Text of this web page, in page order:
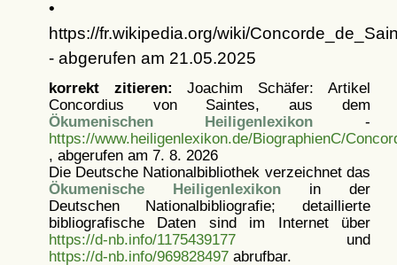
•
https://fr.wikipedia.org/wiki/
- abgerufen am 21.05.2025
korrekt zitieren: Joachim Schäfer: Artikel
Concordius von Saintes, aus dem
Ökumenischen Heiligenlexikon -
https://www.heiligenlexikon.de/BiographienC/
, abgerufen am 7. 8. 2026
Die Deutsche Nationalbibliothek verzeichnet das
Ökumenische Heiligenlexikonin der
Deutschen Nationalbibliografie; detaillierte
bibliografische Daten sind im Internet über
https://d-nb.info/1175439177und
https://d-nb.info/969828497abrufbar.